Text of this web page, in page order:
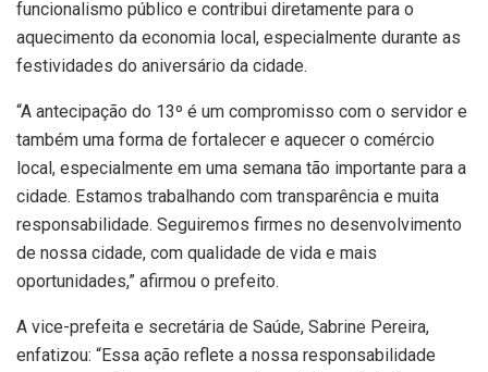
funcionalismo público e contribui diretamente para o
aquecimento da economia local, especialmente durante as
festividades do aniversário da cidade.
“A antecipação do 13º é um compromisso com o servidor e
também uma forma de fortalecer e aquecer o comércio
local, especialmente em uma semana tão importante para a
cidade. Estamos trabalhando com transparência e muita
responsabilidade. Seguiremos firmes no desenvolvimento
de nossa cidade, com qualidade de vida e mais
oportunidades,” afirmou o prefeito.
A vice-prefeita e secretária de Saúde, Sabrine Pereira,
enfatizou: “Essa ação reflete a nossa responsabilidade